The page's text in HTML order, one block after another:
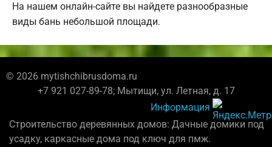
На нашем онлайн-сайте вы найдете разнообразные
виды бань небольшой площади.
© 2026 mytishchibrusdoma.ru
+7 921 027-89-78; Мытищи, ул. Летная, д. 17
Информация
Строительство деревянных домов: Дачные домики под
усадку, каркасные дома под ключ для пмж.